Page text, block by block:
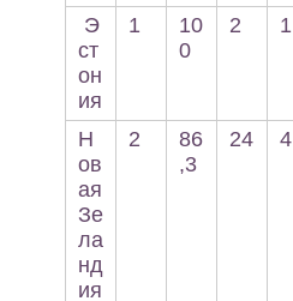
Э
ст
он
ия
1
10
0
2 1
Н
ов
ая
Зе
ла
нд
ия
2
86
,3
24 4